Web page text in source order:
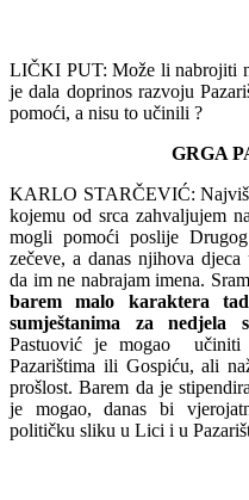
LIČKI PUT: Može li nabrojiti
je dala doprinos razvoju
pomoći, a nisu to učinili ?
GRGA
KARLO STARČEVIĆ:
kojemu od srca zahvaljujem
mogli pomoći poslije
zečeve, a danas njihova
da im ne nabrajam imena.
barem malo karaktera
sumještanima za nedjela
Pastuović je mogao učiniti
Pazarištima ili Gospiću, ali
prošlost. Barem da je
je mogao, danas bi
političku sliku u Lici i u